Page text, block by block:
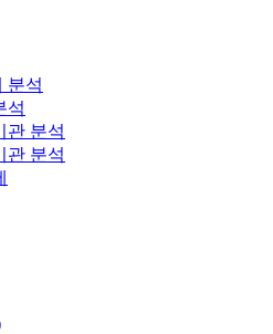
분석
석
관 분석
관 분석